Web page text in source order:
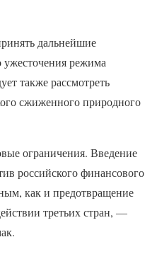
дальнейшие
режима
также рассмотреть
сжиженного природного
ограничения. Введение
российского финансового
как и предотвращение
третьих стран, —